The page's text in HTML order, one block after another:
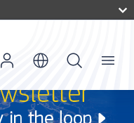
Menu